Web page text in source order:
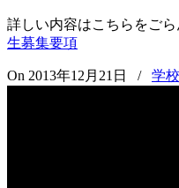
詳しい内容はこちらをご
生募集要項
On 2013年12月21日 / 学